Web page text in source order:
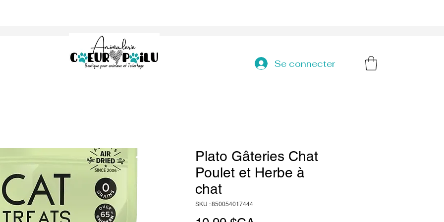
Se connecter
Plato Gâteries Chat
Poulet et Herbe à
chat
SKU : 850054017444